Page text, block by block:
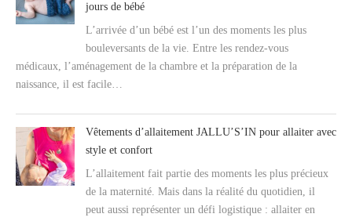
jours de bébé
L’arrivée d’un bébé est l’un des moments les plus
bouleversants de la vie. Entre les rendez-vous
médicaux, l’aménagement de la chambre et la préparation de la
naissance, il est facile…
Vêtements d’allaitement JALLU’S’IN pour allaiter avec
style et confort
L’allaitement fait partie des moments les plus précieux
de la maternité. Mais dans la réalité du quotidien, il
peut aussi représenter un défi logistique : allaiter en